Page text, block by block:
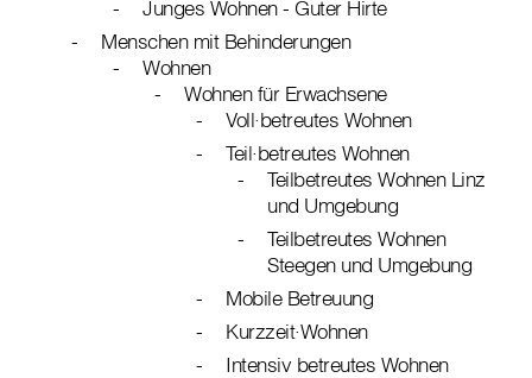
Junges Wohnen - Guter Hirte
Menschen mit Behinderungen
Wohnen
Wohnen für Erwachsene
Voll∙betreutes Wohnen
Teil∙betreutes Wohnen
Teilbetreutes Wohnen Linz
und Umgebung
Teilbetreutes Wohnen
Steegen und Umgebung
Mobile Betreuung
Kurzzeit∙Wohnen
Intensiv betreutes Wohnen